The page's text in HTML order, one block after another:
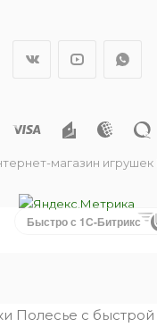
магазин
Быстро с 1С-Битрикс
Полесье с